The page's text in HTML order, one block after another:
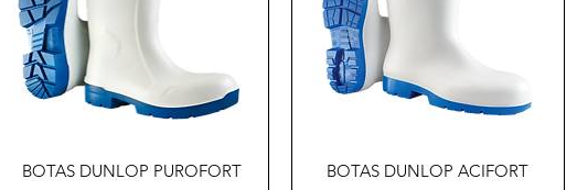
Vista rápida
BOTAS DUNLOP PUROFORT
Vista rápida
BOTAS DUNLOP ACIFORT